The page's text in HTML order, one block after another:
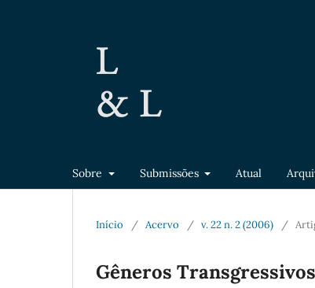
Sobre Submissões Atual
Início / Acervo / v. 22 n. 2 (2006) /
Gêneros